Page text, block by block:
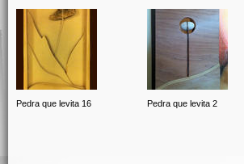
Pedra que levita 16 Pedra que levita 2